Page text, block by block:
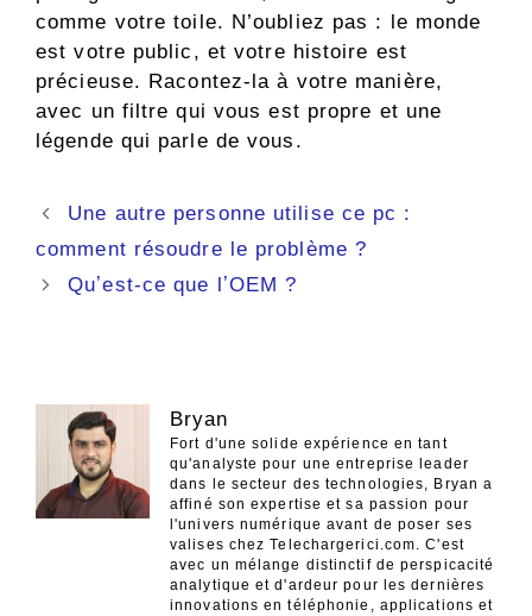
comme votre toile. N’oubliez pas : le monde
est votre public, et votre histoire est
précieuse. Racontez-la à votre manière,
avec un filtre qui vous est propre et une
légende qui parle de vous.
Navigation
des
Une autre personne utilise ce pc :
comment résoudre le problème ?
Quʼest-ce que lʼOEM ?
Bryan
Fort d'une solide expérience en tant
qu'analyste pour une entreprise leader
dans le secteur des technologies, Bryan a
affiné son expertise et sa passion pour
l'univers numérique avant de poser ses
valises chez Telechargerici.com. C'est
avec un mélange distinctif de perspicacité
analytique et d'ardeur pour les dernières
innovations en téléphonie, applications et